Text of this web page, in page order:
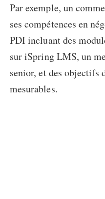
Par exemple, un
ses compétences en
PDI incluant des
sur iSpring LMS, un
senior, et des objectifs
mesurables.